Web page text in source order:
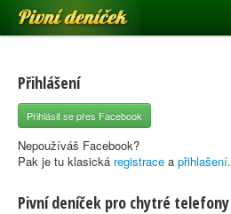
Pivní deníček
Pivní mapa
Pivní značky
Nápověda
Přihlášení
Přihlásit se přes Facebook
Nepoužíváš Facebook?
Pak je tu klasická registrace a přihlašení.
Pivní deníček pro chytré telefony